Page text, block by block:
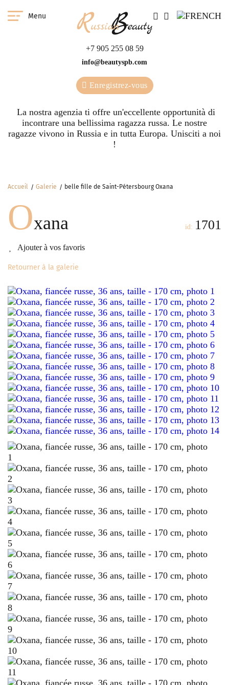
Menu
+7 905 255 08 59
info@beautyspb.com
Enregistrez-vous
La nostra agenzia ti offre un'eccellente opportunità di
incontrare una bellissima ragazza russa. Le nostre
ragazze vivono in Russia e in tutta Europa. Unisciti a noi
!
Accueil Galerie belle fille de Saint-Pétersbourg Oxana
Oxana
Ajouter à vos favoris
id: 1701
Retourner à la galerie